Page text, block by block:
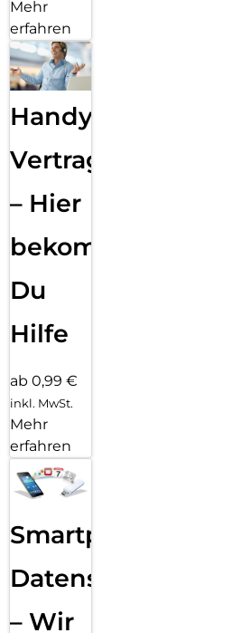
Mehr
erfahren
Handy
Vertragsabwicklung
– Hier
bekommst
Du
Hilfe
ab 0,99 €
inkl. MwSt.
Mehr
erfahren
Smartphone
Datensicherung
– Wir